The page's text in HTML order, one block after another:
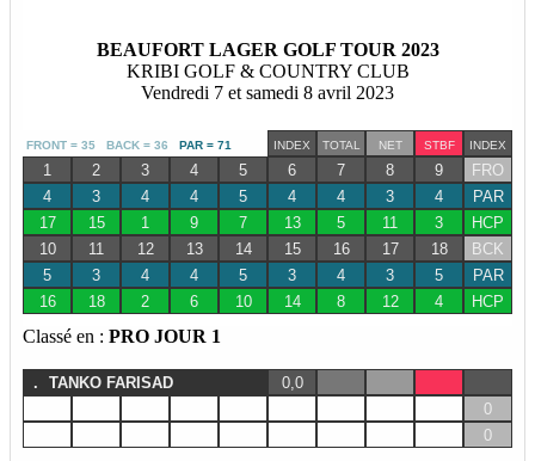
BEAUFORT LAGER GOLF TOUR 2023
KRIBI GOLF & COUNTRY CLUB
Vendredi 7 et samedi 8 avril 2023
FRONT = 35 BACK = 36 PAR = 71 INDEX TOTAL NET STBF INDEX
1 2 3 4 5 6 7 8 9
FRO
4
3 4 4 5 4 4 3 4
PAR
17
15 1 9 7 13 5 11 3
HCP
10
11 12 13 14 15 16 17 18
BCK
5
3 4 4 5 3 4 3 5
PAR
16
18 2 6 10 14 8 12 4 HCP
Classé en : PRO JOUR 1
. TANKO FARISAD
0,0
0
0